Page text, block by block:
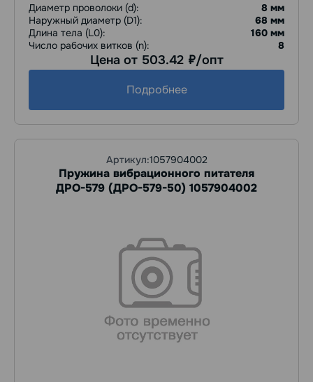
Диаметр проволоки (d):
8 мм
Наружный диаметр (D1):
68 мм
Длина тела (L0):
160 мм
Число рабочих витков (n):
8
Цена от 503.42 руб./опт
Подробнее
Артикул:1057904002
Пружина вибрационного питателя
ДРО-579 (ДРО-579-50) 1057904002